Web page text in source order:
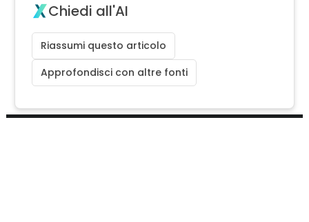
Chiedi all'AI
Riassumi questo articolo
Approfondisci con altre fonti